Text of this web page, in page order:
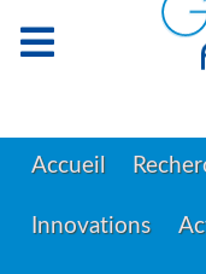
Accueil
Innovations